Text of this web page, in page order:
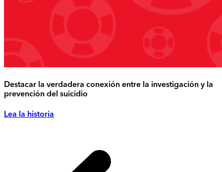
Destacar la verdadera conexión entre la investigación y la
prevención del suicidio
Lea la historia